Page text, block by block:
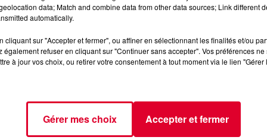
designer. C'est un agitateur créatif, un visionnaire qui a
19 ans pour ses détournements audacieux de
et est devenu une icône de l'ère numérique.
Contemporain, témoignent de son impact. Loin de
de la conception de produits réels à l'architecture. En
du meilleur design.
data; Match and combine data from other data sources; Link different
automatically.
cliquant sur "Accepter et fermer", ou affiner en sélectionnant les finalités et/ou
également refuser en cliquant sur "Continuer sans accepter". Vos préférences
à jour vos choix, ou retirer votre consentement à tout moment via le lien
Gérer mes choix Accepter et fermer